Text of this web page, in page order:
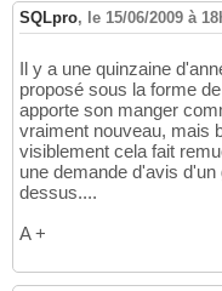
SQLpro, le 15/06/2009 à
Il y a une quinzaine
proposé sous la forme
apporte son manger
vraiment nouveau, mais
visiblement cela fait
une demande d'avis
dessus....
A +